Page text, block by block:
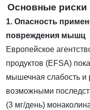
Основные риски
1. Опасность
повреждения мышц
Европейское
продуктов (EFSA)
мышечная слабость и
возможными
(3 мг/день)